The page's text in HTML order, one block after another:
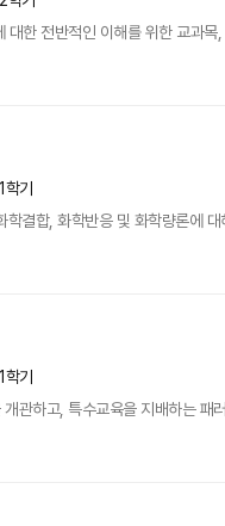
대한 전반적인 이해를 위한 교과
기
결합, 화학반응 및 화학량론에 대
기
관하고, 특수교육을 지배하는